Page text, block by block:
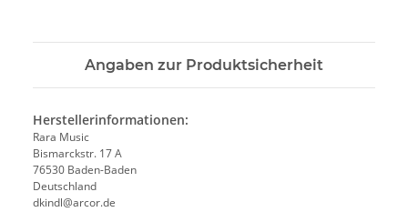
Angaben zur Produktsicherheit
Herstellerinformationen:
Rara Music
Bismarckstr. 17 A
76530 Baden-Baden
Deutschland
dkindl@arcor.de